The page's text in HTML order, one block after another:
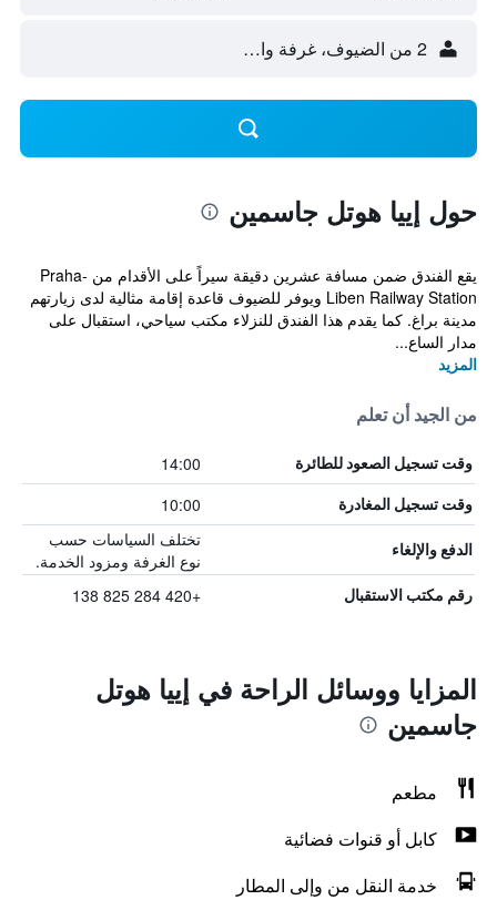
2 من الضيوف، غرفة واحدة
حول إييا هوتل جاسمين
يقع الفندق ضمن مسافة عشرين دقيقة سيراً على الأقدام من Praha-
Liben Railway Station ويوفر للضيوف قاعدة إقامة مثالية لدى زيارتهم
مدينة براغ. كما يقدم هذا الفندق للنزلاء مكتب سياحي، استقبال على
مدار الساع...
المزيد
من الجيد أن تعلم
وقت تسجيل الصعود للطائرة 14:00
وقت تسجيل المغادرة 10:00
الدفع والإلغاء
تختلف السياسات حسب
نوع الغرفة ومزود الخدمة.
رقم مكتب الاستقبال +420 284 825 138
المزايا ووسائل الراحة في إييا هوتل
جاسمين
مطعم
كابل أو قنوات فضائية
خدمة النقل من وإلى المطار